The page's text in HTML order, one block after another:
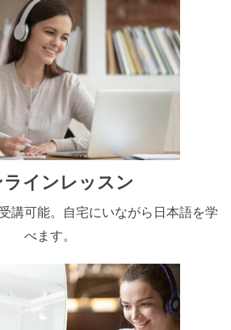
インレッスン
講可能。自宅にいながら日本語を学
べます。